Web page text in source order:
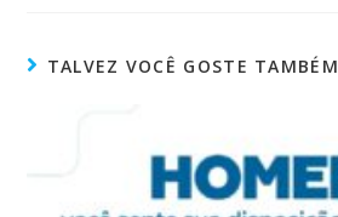
TALVEZ VOCÊ GOSTE TAMBÉM